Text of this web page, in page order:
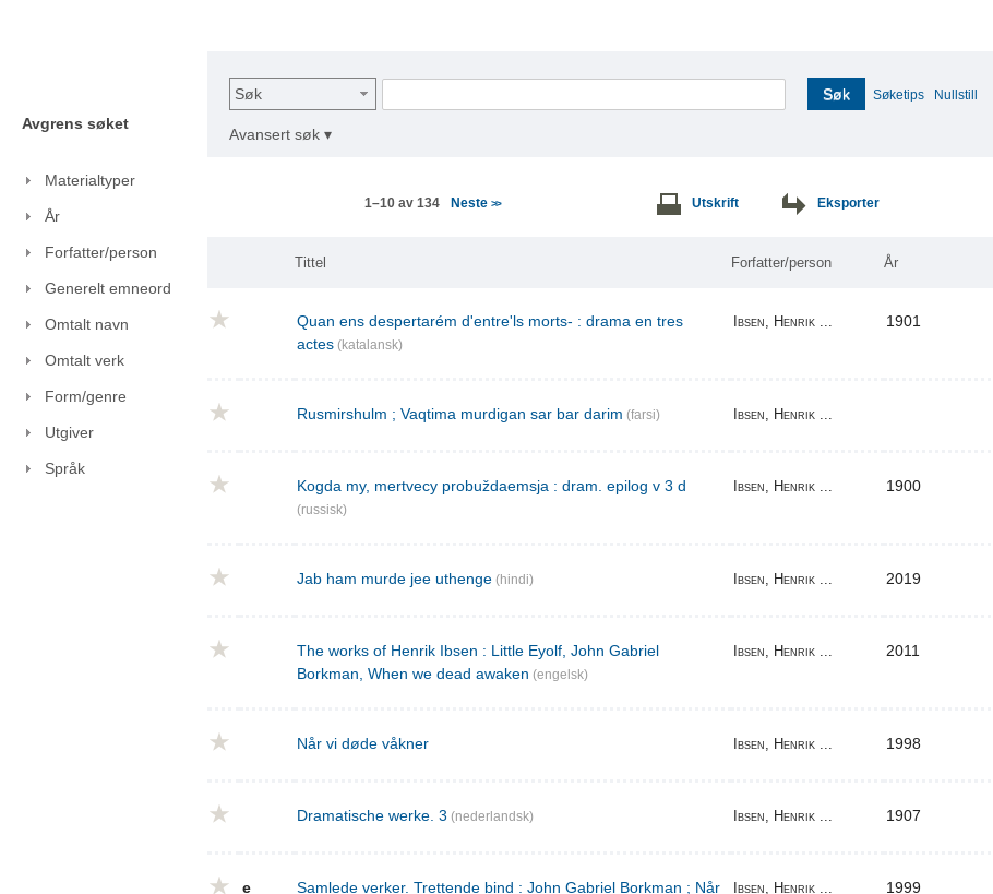
Avgrens søket
Materialtyper
År
Forfatter/person
Generelt emneord
Omtalt navn
Omtalt verk
Form/genre
Utgiver
Språk
Søk Søk Søketips Nullstill
Avansert søk ▾
1–10 av 134 Neste >> Utskrift Eksporter
Tittel Forfatter/person År
Quan ens despertarém d'entre'ls morts- : drama en tres
actes (katalansk)
Ibsen, Henrik ... 1901
Rusmirshulm ; Vaqtima murdigan sar bar darim (farsi) Ibsen, Henrik ...
Kogda my, mertvecy probuždaemsja : dram. epilog v 3 d
(russisk)
Ibsen, Henrik ... 1900
Jab ham murde jee uthenge (hindi) Ibsen, Henrik ... 2019
The works of Henrik Ibsen : Little Eyolf, John Gabriel
Borkman, When we dead awaken (engelsk)
Ibsen, Henrik ... 2011
Når vi døde våkner Ibsen, Henrik ... 1998
Dramatische werke. 3 (nederlandsk) Ibsen, Henrik ... 1907
e Samlede verker. Trettende bind : John Gabriel Borkman ; Når Ibsen, Henrik ... 1999